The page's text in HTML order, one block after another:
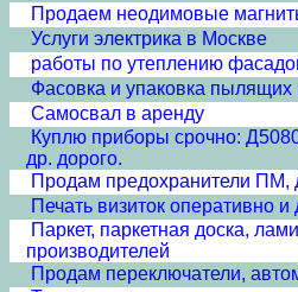
Продаем неодимовые
Услуги электрика в Москве
работы по утеплению
Фасовка и упаковка пылящих
Самосвал в аренду
Куплю приборы срочно:
др. дорого.
Продам предохранители ПМ,
Печать визиток оперативно
Паркет, паркетная доска,
производителей
Продам переключатели,